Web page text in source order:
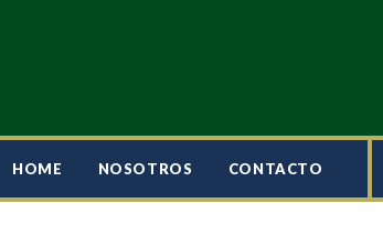
HOME NOSOTROS CONTACTO